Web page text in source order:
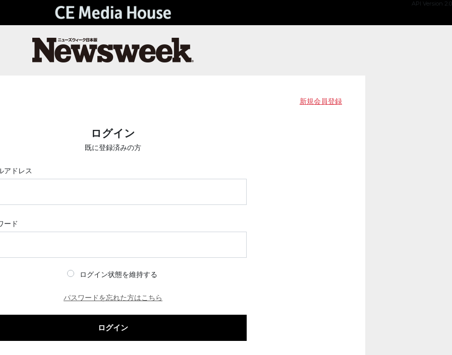
API Version 2.0
新規会員登録
ログイン
既に登録済みの方
アドレス
ード
ログイン状態を維持する
パスワードを忘れた方はこちら
ログイン